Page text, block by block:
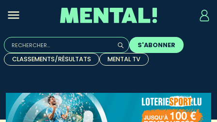
Rechercher :
Quand les résultats de l'auto-complétion sont
S'ABONNER
CLASSEMENTS/RÉSULTATS
MENTAL TV